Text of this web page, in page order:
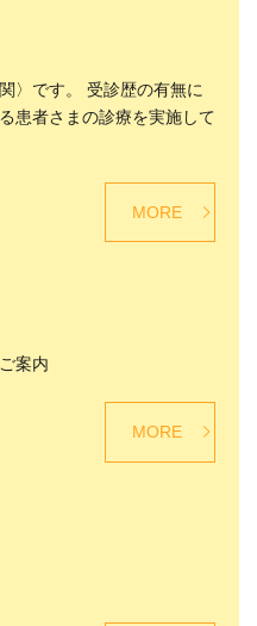
〉です。 受診歴の有無に
患者さまの診療を実施して
MORE
案内
MORE